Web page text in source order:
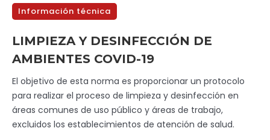
Información técnica
LIMPIEZA Y DESINFECCIÓN DE
AMBIENTES COVID-19
El objetivo de esta norma es proporcionar un protocolo
para realizar el proceso de limpieza y desinfección en
áreas comunes de uso público y áreas de trabajo,
excluidos los establecimientos de atención de salud.